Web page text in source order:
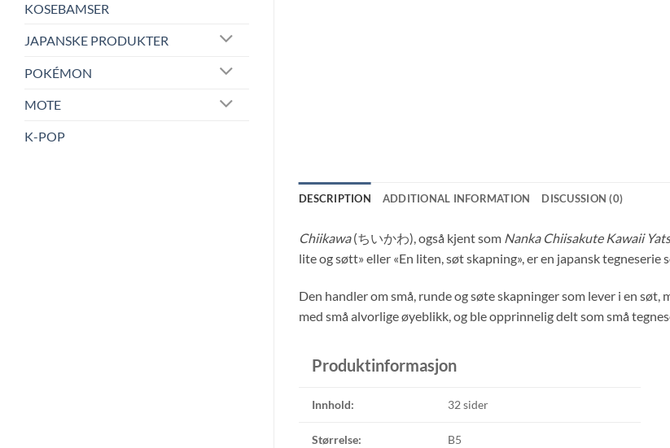
KOSEBAMSER
JAPANSKE PRODUKTER
POKÉMON
MOTE
K-POP
DESCRIPTION ADDITIONAL INFORMATION DISCUSSION (0)
Chiikawa(ちいかわ), også kjent som Nanka Chiisakute Kawaii
lite og søtt» eller «En liten, søt skapning», er en japansk
Den handler om små, runde og søte skapninger som lever i en
med små alvorlige øyeblikk, og ble opprinnelig delt som små
Produktinformasjon
Innhold: 32 sider
Størrelse: B5